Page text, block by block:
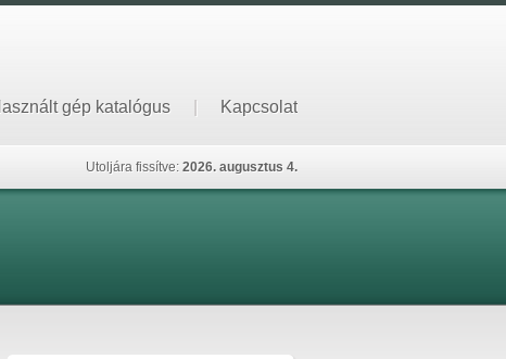
gép katalógus Kapcsolat
Utoljára fissítve: 2026. augusztus 4.